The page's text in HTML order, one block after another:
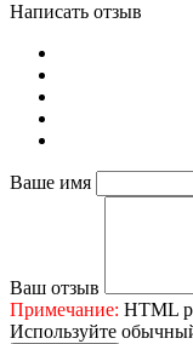
Написать отзыв
Ваше имя
Ваш отзыв
Примечание: HTML
Используйте